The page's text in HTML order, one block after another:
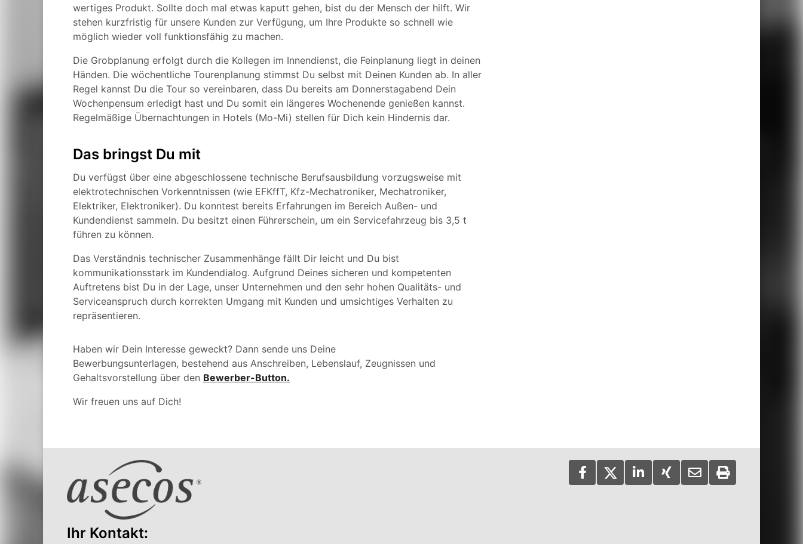
wertiges Produkt. Sollte doch mal etwas kaputt gehen, bist du der Mensch der hilft. Wir
stehen kurzfristig für unsere Kunden zur Verfügung, um Ihre Produkte so schnell wie
möglich wieder voll funktionsfähig zu machen.
Die Grobplanung erfolgt durch die Kollegen im Innendienst, die Feinplanung liegt in deinen
Händen. Die wöchentliche Tourenplanung stimmst Du selbst mit Deinen Kunden ab. In aller
Regel kannst Du die Tour so vereinbaren, dass Du bereits am Donnerstagabend Dein
Wochenpensum erledigt hast und Du somit ein längeres Wochenende genießen kannst.
Regelmäßige Übernachtungen in Hotels (Mo-Mi) stellen für Dich kein Hindernis dar.
Das bringst Du mit
Du verfügst über eine abgeschlossene technische Berufsausbildung vorzugsweise mit
elektrotechnischen Vorkenntnissen (wie EFKffT, Kfz-Mechatroniker, Mechatroniker,
Elektriker, Elektroniker). Du konntest bereits Erfahrungen im Bereich Außen- und
Kundendienst sammeln. Du besitzt einen Führerschein, um ein Servicefahrzeug bis 3,5 t
führen zu können.
Das Verständnis technischer Zusammenhänge fällt Dir leicht und Du bist
kommunikationsstark im Kundendialog. Aufgrund Deines sicheren und kompetenten
Auftretens bist Du in der Lage, unser Unternehmen und den sehr hohen Qualitäts- und
Serviceanspruch durch korrekten Umgang mit Kunden und umsichtiges Verhalten zu
repräsentieren.
Haben wir Dein Interesse geweckt? Dann sende uns Deine
Bewerbungsunterlagen, bestehend aus Anschreiben, Lebenslauf, Zeugnissen und
Gehaltsvorstellung über den Bewerber-Button.
Wir freuen uns auf Dich!
Ihr Kontakt: